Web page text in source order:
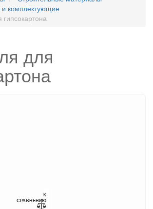
и комплектующие
для
К
СРАВНЕНИЮ